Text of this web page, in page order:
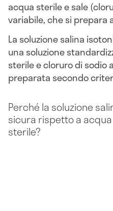
acqua sterile e sale
variabile, che si prepara
La soluzione salina
una soluzione
sterile e cloruro di sodio
preparata secondo
Perché la soluzione
sicura rispetto a
sterile?